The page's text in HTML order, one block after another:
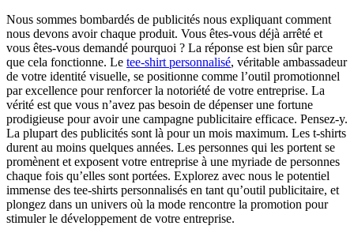
Nous sommes bombardés de publicités nous expliquant comment
nous devons avoir chaque produit. Vous êtes-vous déjà arrêté et
vous êtes-vous demandé pourquoi ? La réponse est bien sûr parce
que cela fonctionne. Le tee-shirt personnalisé, véritable ambassadeur
de votre identité visuelle, se positionne comme l’outil promotionnel
par excellence pour renforcer la notoriété de votre entreprise. La
vérité est que vous n’avez pas besoin de dépenser une fortune
prodigieuse pour avoir une campagne publicitaire efficace. Pensez-y.
La plupart des publicités sont là pour un mois maximum. Les t-shirts
durent au moins quelques années. Les personnes qui les portent se
promènent et exposent votre entreprise à une myriade de personnes
chaque fois qu’elles sont portées. Explorez avec nous le potentiel
immense des tee-shirts personnalisés en tant qu’outil publicitaire, et
plongez dans un univers où la mode rencontre la promotion pour
stimuler le développement de votre entreprise.